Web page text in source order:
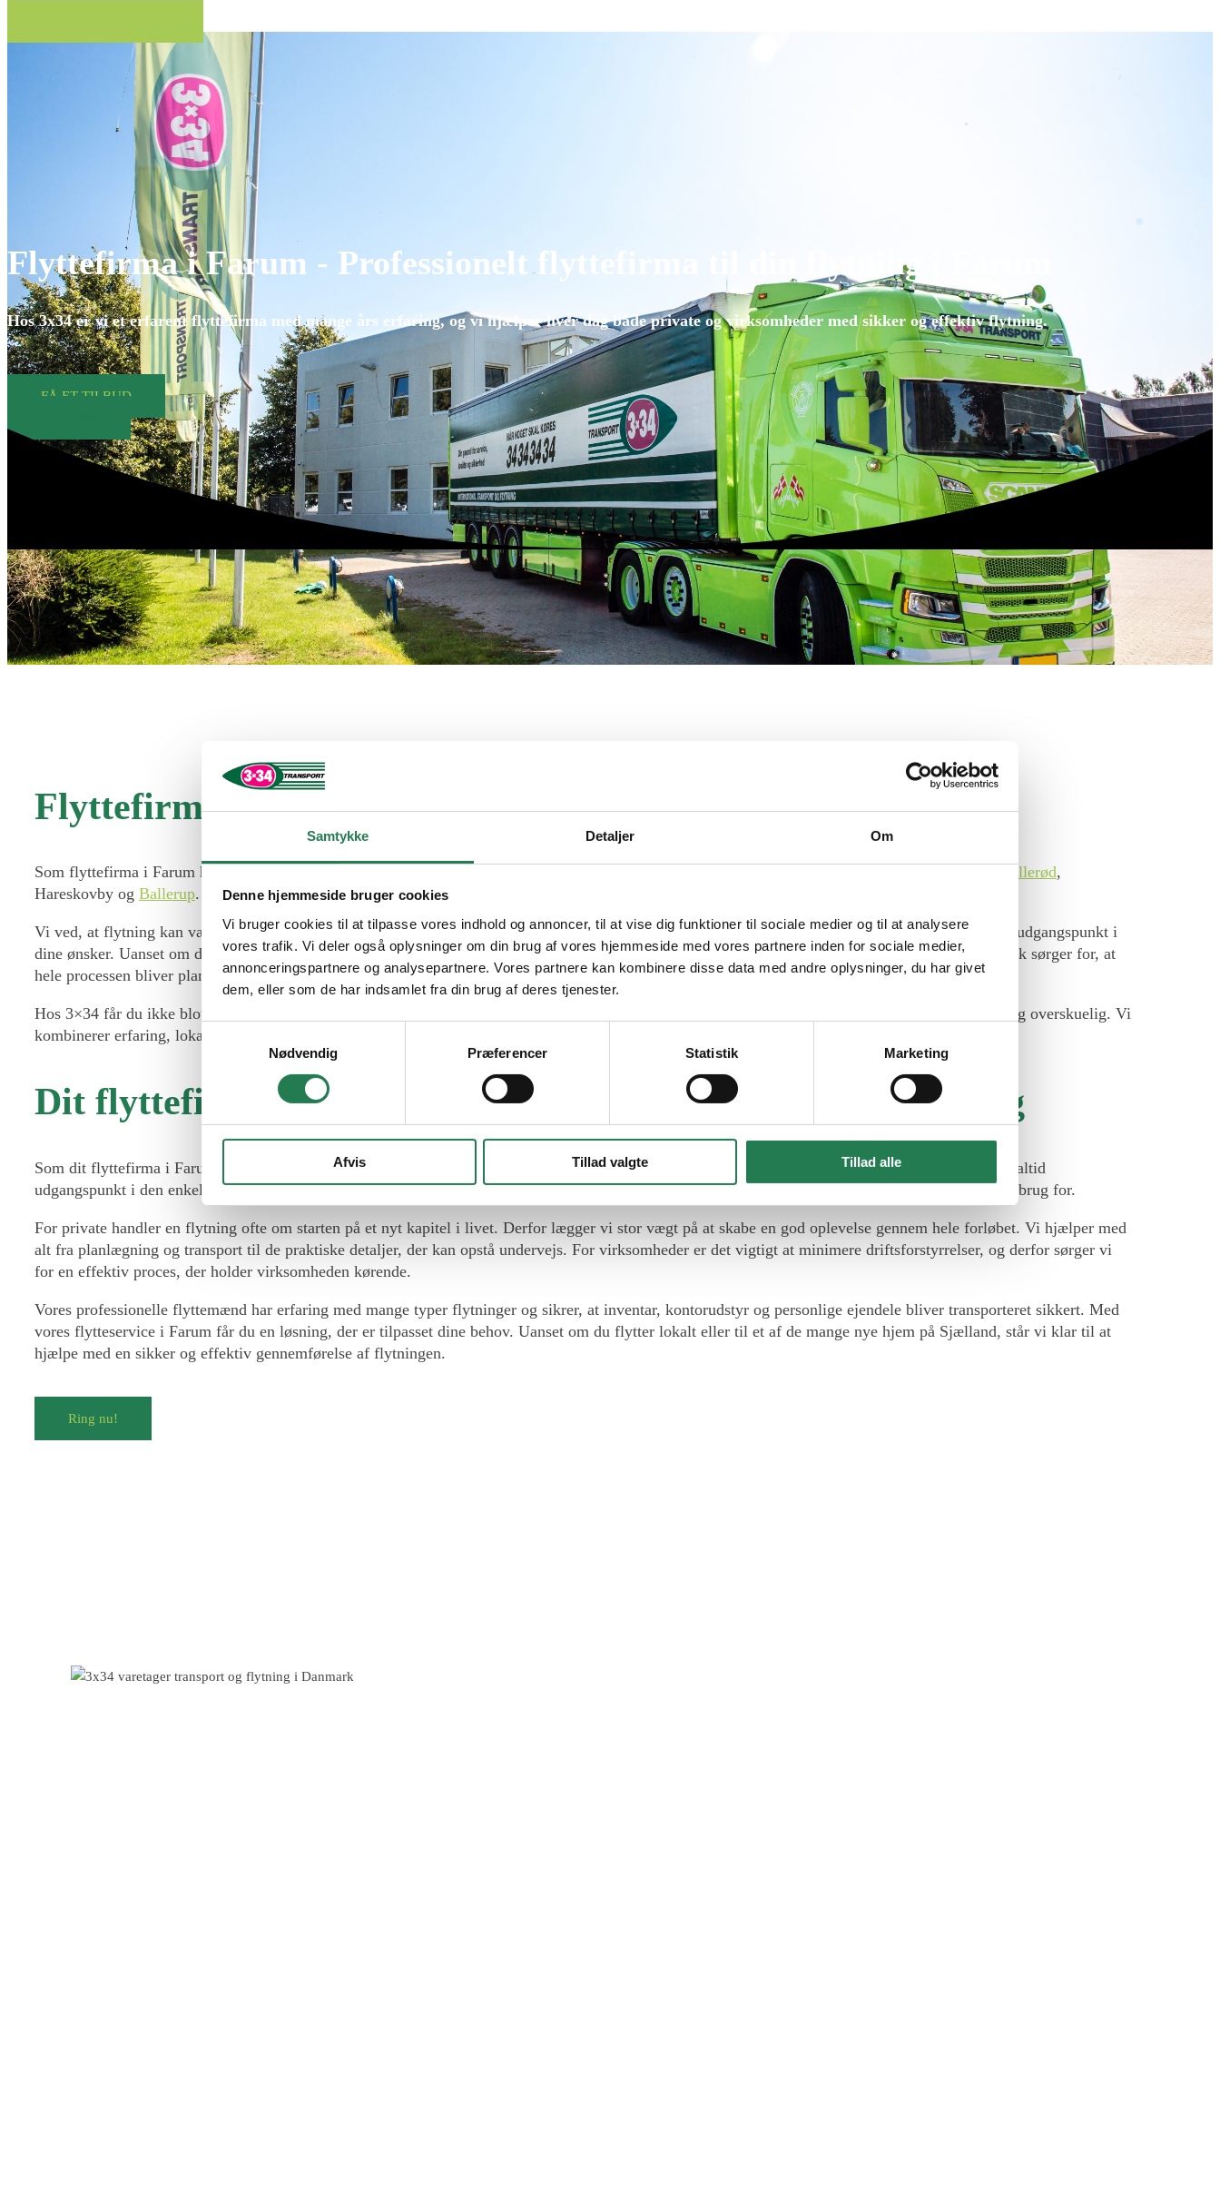
Samtykke Detaljer Om
Denne hjemmeside bruger cookies
Vi bruger cookies til at tilpasse vores indhold og annoncer, til at vise dig funktioner til sociale medier og til at analysere
vores trafik. Vi deler også oplysninger om din brug af vores hjemmeside med vores partnere inden for sociale medier,
annonceringspartnere og analysepartnere. Vores partnere kan kombinere disse data med andre oplysninger, du har givet
dem, eller som de har indsamlet fra din brug af deres tjenester.
Samtykkevalg
Nødvendig
Præferencer Statistik Marketing
Afvis Tillad valgte Tillad alle
Flyttefirma i Farum - Professionelt flyttefirma til din flytning i Farum
Hos 3x34 er vi et erfarent flyttefirma med mange års erfaring, og vi hjælper hver dag både private og virksomheder med sikker og effektiv flytning.
FÅ ET TILBUD
Flyttefirma i Farum med ekspertise og fokus på dine behov
Som flyttefirma i Farum har vi stor erfaring med lokalområdet og hjælper kunder overalt i Farum samt i nærliggende byer som Allerød,
Hareskovby og Ballerup.
Vi ved, at flytning kan være en stressende proces fyldt med praktiske opgaver og bekymringer. Derfor tilbyder vi en skræddersyet løsning, der tager udgangspunkt i
dine ønsker. Uanset om du skal flytte fra en lejlighed, et rækkehus eller en større virksomhed, tilpasser vi vores indsats efter opgaven. Vores flyttefolk sørger for, at
hele processen bliver planlagt grundigt, så du får en tryg flytning fra start til slut.
Hos 3×34 får du ikke blot
fra a til b. Du får en samarbejdspartner, som arbejder målrettet for at gøre din flytning i Farum enkel og overskuelig. Vi
kombinerer erfaring, lokalkendskab og høj kvalitet for at sikre, at du får den løsning, der passer bedst til din situation.
Dit flyttefirma i Farum til privatflytning og erhvervsflytning
Som dit flyttefirma i Farum hjælper vi med både privatflytning og erhvervsflytning. Vi ved, at ingen kunder har de samme behov, og derfor tager vi altid
udgangspunkt i den enkelte opgave. Vores flytteservice er udviklet til at kunne håndtere både små og store flytteopgaver, så du får den hjælp, du har brug for.
For private handler en flytning ofte om starten på et nyt kapitel i livet. Derfor lægger vi stor vægt på at skabe en god oplevelse gennem hele forløbet. Vi hjælper med
alt fra planlægning og transport til de praktiske detaljer, der kan opstå undervejs. For virksomheder er det vigtigt at minimere driftsforstyrrelser, og derfor sørger vi
for en effektiv proces, der holder virksomheden kørende.
Vores professionelle flyttemænd har erfaring med mange typer flytninger og sikrer, at inventar, kontorudstyr og personlige ejendele bliver transporteret sikkert. Med
vores flytteservice i Farum får du en løsning, der er tilpasset dine behov. Uanset om du flytter lokalt eller til et af de mange nye hjem på Sjælland, står vi klar til at
hjælpe med en sikker og effektiv gennemførelse af flytningen.
Ring nu!